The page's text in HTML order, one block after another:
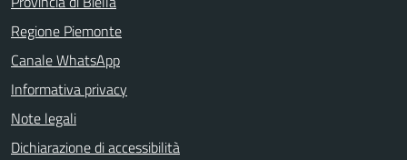
Regione Piemonte
Canale WhatsApp
Informativa privacy
Note legali
Dichiarazione di accessibilità